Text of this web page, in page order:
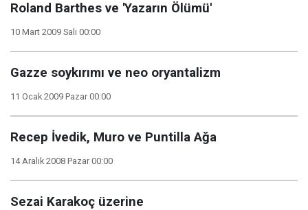
Roland Barthes ve 'Yazarın Ölümü'
10 Mart 2009 Salı 00:00
Gazze soykırımı ve neo oryantalizm
11 Ocak 2009 Pazar 00:00
Recep İvedik, Muro ve Puntilla Ağa
14 Aralık 2008 Pazar 00:00
Sezai Karakoç üzerine